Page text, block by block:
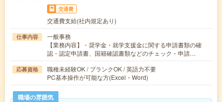
交通費
交通費支給(社内規定あり)
仕事内容
一般事務
【業務内容】・奨学金・就学支援金に関する申請書類の確
認・認定申請書、国籍確認書類などのチェック・申請…
応募資格
職種未経験OK / ブランクOK / 英語力不要
PC基本操作が可能な方(Excel・Word)
職場の雰囲気